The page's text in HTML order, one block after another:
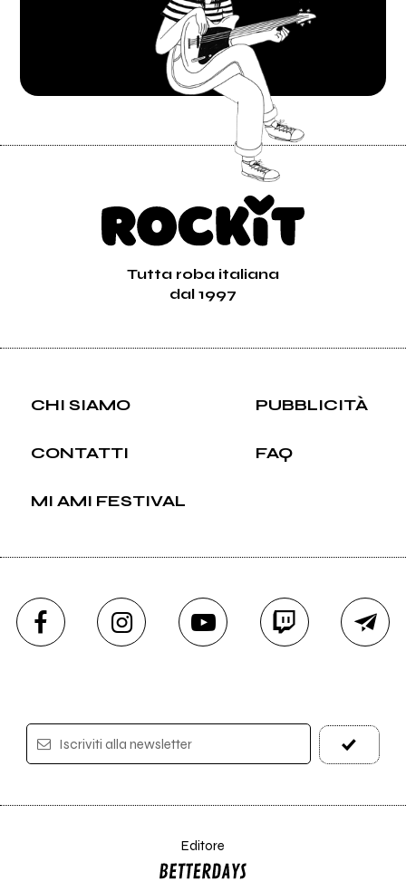
Tutta roba italiana
dal 1997
CHI SIAMO PUBBLICITÀ
CONTATTI FAQ
MI AMI FESTIVAL
Iscriviti alla newsletter
Editore